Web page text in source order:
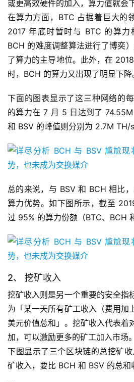
或更高效硬件的加入，算力值就会下
在算力方面，BTC 占据着巨大的
2017 年底时暂时与 BTC 的算
BCH 的难度调整算法进行了博奕
了算力的主导地位。此外，在
时，BCH 的算力又出现了明显下降
下面的图表显示了这三种网络的
的算力在 7 月 5 日达到了
和 BSV 的峰值则分别为 2.7M TH/
总的来说，与 BSV 和 BCH 相比
算力优势。如下图所示，截至
过 95% 的算力份额（BTC、BCH
2、 挖矿收入
挖矿收入则是另一个重要的安全指
为「某一天所有矿工收入（费用加
美元价值总和」。挖矿收入代表着
加，可以激励更多的矿工加入市场。
下图显示了三个区块链的总挖矿
矿收入，要比 BCH 和 BSV 的总和